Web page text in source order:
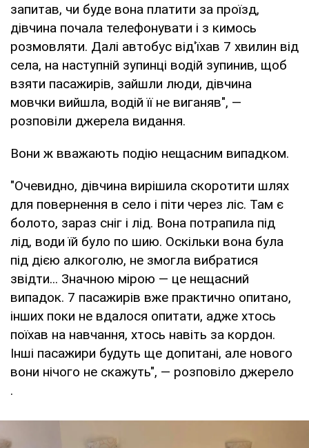
запитав, чи буде вона платити за проїзд,
дівчина почала телефонувати і з кимось
розмовляти. Далі автобус від'їхав 7 хвилин від
села, на наступній зупинці водій зупинив, щоб
взяти пасажирів, зайшли люди, дівчина
мовчки вийшла, водій її не виганяв", —
розповіли джерела видання.
Вони ж вважають подію нещасним випадком.
"Очевидно, дівчина вирішила скоротити шлях
для повернення в село і піти через ліс. Там є
болото, зараз сніг і лід. Вона потрапила під
лід, води їй було по шию. Оскільки вона була
під дією алкоголю, не змогла вибратися
звідти... Значною мірою — це нещасний
випадок. 7 пасажирів вже практично опитано,
інших поки не вдалося опитати, адже хтось
поїхав на навчання, хтось навіть за кордон.
Інші пасажири будуть ще допитані, але нового
вони нічого не скажуть", — розповіло джерело
.